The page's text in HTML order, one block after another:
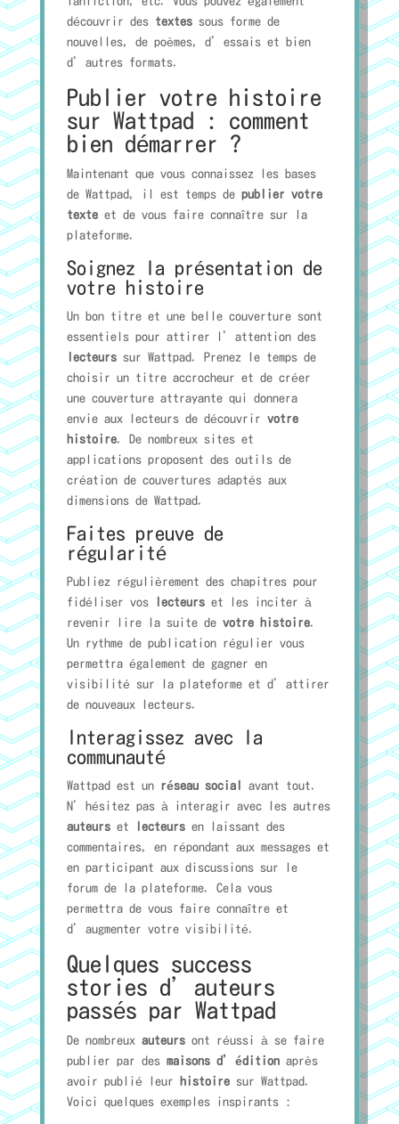
découvrir des textessous forme de
nouvelles, de poèmes, d’essais et bien
d’autres formats.
Publier votre histoire
sur Wattpad : comment
bien démarrer ?
Maintenant que vous connaissez les bases
de Wattpad, il est temps de publier votre
texteet de vous faire connaître sur la
plateforme.
Soignez la présentation de
votre histoire
Un bon titre et une belle couverture sont
essentiels pour attirer l’attention des
lecteurssur Wattpad. Prenez le temps de
choisir un titre accrocheur et de créer
une couverture attrayante qui donnera
envie aux lecteurs de découvrir votre
histoire. De nombreux sites et
applications proposent des outils de
création de couvertures adaptés aux
dimensions de Wattpad.
Faites preuve de
régularité
Publiez régulièrement des chapitres pour
fidéliser vos
lecteurset les inciter à
revenir lire la suite de votre histoire.
Un rythme de publication régulier vous
permettra également de gagner en
visibilité sur la plateforme et d’attirer
de nouveaux lecteurs.
Interagissez avec la
communauté
Wattpad est un réseau social
avant tout.
N’hésitez pas à interagir avec les autres
auteurset lecteursen laissant des
commentaires, en répondant aux messages et
en participant aux discussions sur le
forum de la plateforme. Cela vous
permettra de vous faire connaître et
d’augmenter votre visibilité.
Quelques success
stories d’auteurs
passés par Wattpad
De nombreux auteursont réussi à se faire
publier par des maisons d’éditionaprès
avoir publié leur
histoiresur Wattpad.
Voici quelques exemples inspirants :